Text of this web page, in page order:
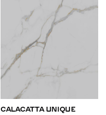
СALACATTA UNIQUE